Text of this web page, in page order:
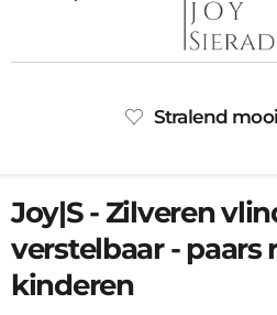
Stralend
Joy|S - Zilveren
verstelbaar - paars
kinderen